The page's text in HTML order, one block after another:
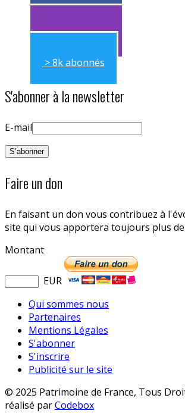
> 11k abonnés
> 11k abonnés
> 8k abonnés
S'abonner à la newsletter
E-mail
Faire un don
En faisant un don vous contribuez à
site qui vous apportera toujours plus
Montant
EUR
Qui sommes nous
Partenaires
Mentions Légales
S'abonner
S'inscrire
Publicité sur le site
© 2025 Patrimoine de France, Tous
réalisé parCodebox